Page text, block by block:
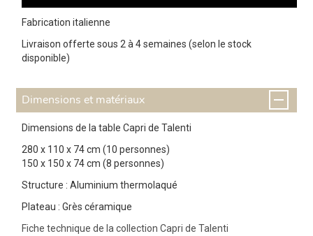
Fabrication italienne
Livraison offerte sous 2 à 4 semaines (selon le stock
disponible)
Dimensions et matériaux
Dimensions de la table Capri de Talenti
280 x 110 x 74 cm (10 personnes)
150 x 150 x 74 cm (8 personnes)
Structure : Aluminium thermolaqué
Plateau : Grès céramique
Fiche technique de la collection Capri de Talenti